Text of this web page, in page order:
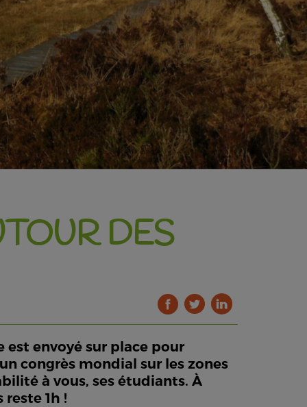
DES
est envoyé sur place pour
congrès mondial sur les zones
à vous, ses étudiants. À
1h !